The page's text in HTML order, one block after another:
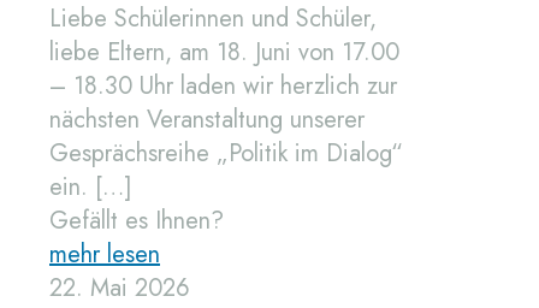
Liebe Schülerinnen und Schüler,
liebe Eltern, am 18. Juni von 17.00
– 18.30 Uhr laden wir herzlich zur
nächsten Veranstaltung unserer
Gesprächsreihe „Politik im Dialog“
ein. […]
Gefällt es Ihnen?
mehr lesen
22. Mai 2026